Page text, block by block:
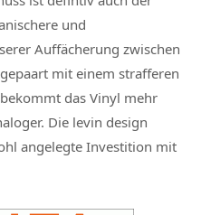
und
Auffächerung zwischen
mit einem strafferen
das Vinyl mehr
Die levin design
angelegte Investition mit